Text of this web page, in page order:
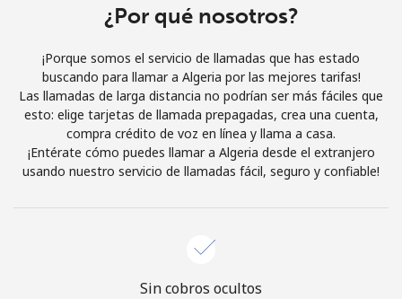
Al abrir una cuenta en este sitio web, estoy de acuerdo con
Términos y condiciones.
Únete
¡Hola!
¿Por qué nosotros?
¡Porque somos el servicio de llamadas que has estado
buscando para llamar a Algeria por las mejores tarifas!
Las llamadas de larga distancia no podrían ser más fáciles que
esto: elige tarjetas de llamada prepagadas, crea una cuenta,
compra crédito de voz en línea y llama a casa.
¡Entérate cómo puedes llamar a Algeria desde el extranjero
usando nuestro servicio de llamadas fácil, seguro y confiable!
Sin cobros ocultos